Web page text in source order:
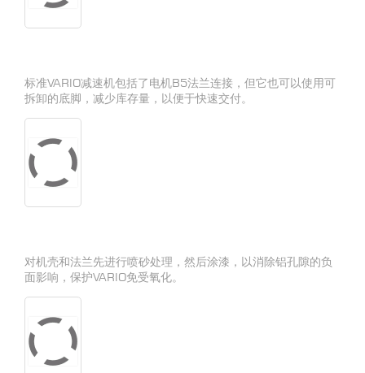
标准VARIO减速机包括了电机B5法兰连接，但它也可以使用可
拆卸的底脚，减少库存量，以便于快速交付。
对机壳和法兰先进行喷砂处理，然后涂漆，以消除铝孔隙的负
面影响，保护VARIO免受氧化。